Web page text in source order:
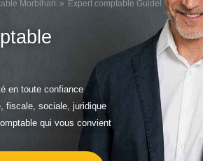
Morbihan Expert comptable Guidel
en toute confiance
fiscale, sociale, juridique
qui vous convient